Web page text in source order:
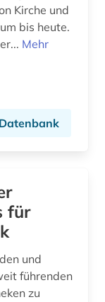
Kirche und
bis heute.
Mehr
für
und
führenden
zu